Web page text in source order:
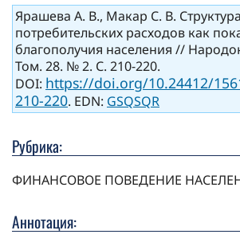
Ярашева А. В., Макар С. В. Структура
потребительских расходов как
благополучия населения //
Том. 28. № 2. С. 210-220.
DOI: https://doi.org/10.24412/
210-220. EDN: GSQSQR
Рубрика:
ФИНАНСОВОЕ ПОВЕДЕНИЕ
Аннотация: